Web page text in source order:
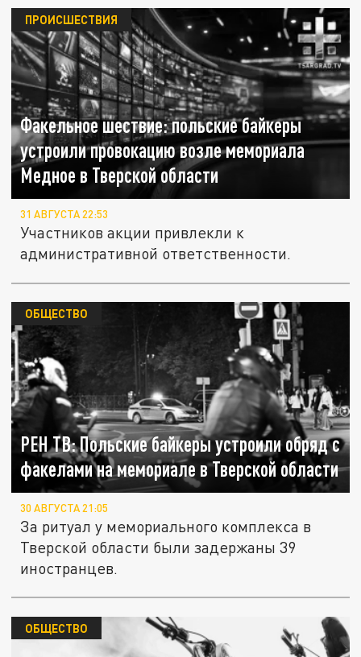
Факельное шествие: польские байкеры
устроили провокацию возле мемориала
Медное в Тверской области
ПРОИСШЕСТВИЯ
31 АВГУСТА 22:53
Участников акции привлекли к
административной ответственности.
РЕН ТВ: Польские байкеры устроили обряд с
факелами на мемориале в Тверской области
ОБЩЕСТВО
30 АВГУСТА 21:05
За ритуал у мемориального комплекса в
Тверской области были задержаны 39
иностранцев.
ОБЩЕСТВО